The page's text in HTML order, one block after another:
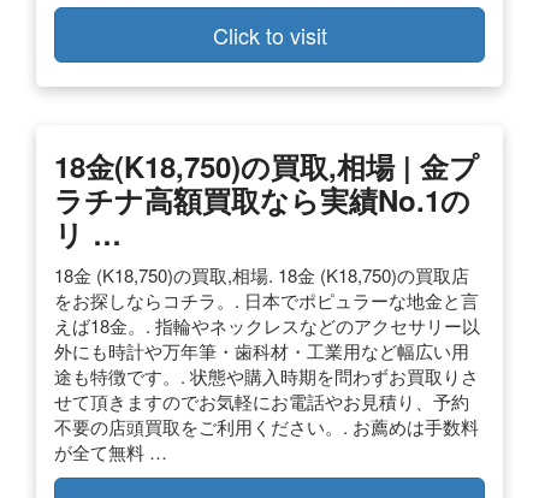
Click to visit
18金(K18,750)の買取,相場 | 金プ
ラチナ高額買取なら実績No.1の
リ …
18金 (K18,750)の買取,相場. 18金 (K18,750)の買取店
をお探しならコチラ。. 日本でポピュラーな地金と言
えば18金。. 指輪やネックレスなどのアクセサリー以
外にも時計や万年筆・歯科材・工業用など幅広い用
途も特徴です。. 状態や購入時期を問わずお買取りさ
せて頂きますのでお気軽にお電話やお見積り、予約
不要の店頭買取をご利用ください。. お薦めは手数料
が全て無料 …